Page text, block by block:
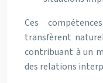
Ces
transfèrent
contribuant à un
des relations